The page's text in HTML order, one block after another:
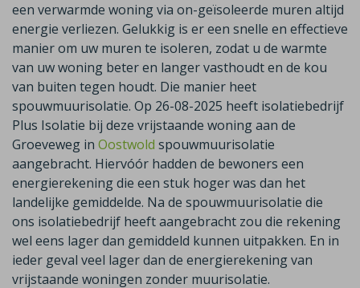
een verwarmde woning via on-geïsoleerde muren altijd
energie verliezen. Gelukkig is er een snelle en effectieve
manier om uw muren te isoleren, zodat u de warmte
van uw woning beter en langer vasthoudt en de kou
van buiten tegen houdt. Die manier heet
spouwmuurisolatie. Op 26-08-2025 heeft isolatiebedrijf
Plus Isolatie bij deze vrijstaande woning aan de
Groeveweg in Oostwold spouwmuurisolatie
aangebracht. Hiervóór hadden de bewoners een
energierekening die een stuk hoger was dan het
landelijke gemiddelde. Na de spouwmuurisolatie die
ons isolatiebedrijf heeft aangebracht zou die rekening
wel eens lager dan gemiddeld kunnen uitpakken. En in
ieder geval veel lager dan de energierekening van
vrijstaande woningen zonder muurisolatie.